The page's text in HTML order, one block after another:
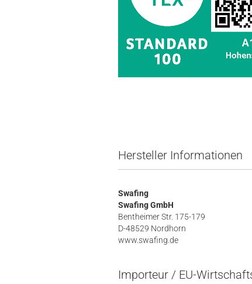
Hersteller Informationen
Swafing
Swafing GmbH
Bentheimer Str. 175-179
D-48529 Nordhorn
www.swafing.de
Importeur / EU-